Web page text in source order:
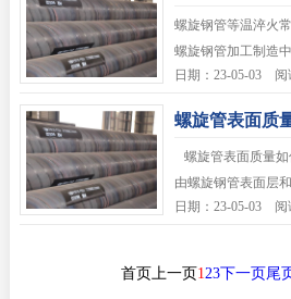
螺旋钢管等温淬火
螺旋钢管加工制造
淬火全过程的常见[
日期：23-05-03 阅
螺旋管表面质
螺旋管表面质量
由螺旋钢管表面层
日期：23-05-03 阅
首页上一页123下一页尾